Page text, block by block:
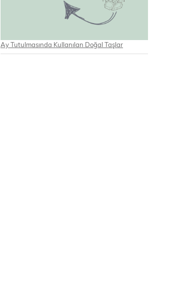
Ay Tutulmasında Kullanılan Doğal Taşlar